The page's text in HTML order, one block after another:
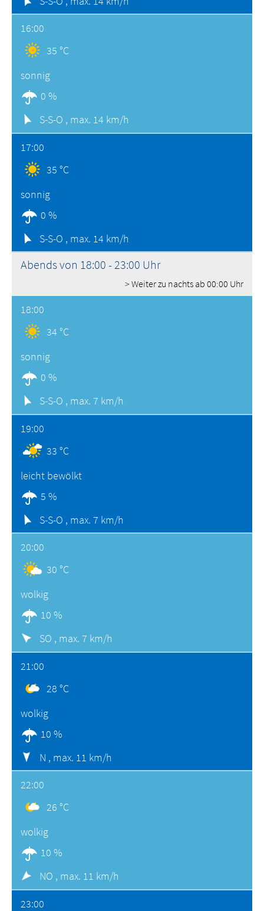
16:00
35 °C
sonnig
0 %
S-S-O , max. 14 km/h
17:00
35 °C
sonnig
0 %
S-S-O , max. 14 km/h
Abends von 18:00 - 23:00 Uhr
> Weiter zu nachts ab 00:00 Uhr
18:00
34 °C
sonnig
0 %
S-S-O , max. 7 km/h
19:00
33 °C
leicht bewölkt
5 %
S-S-O , max. 7 km/h
20:00
30 °C
wolkig
10 %
SO , max. 7 km/h
21:00
28 °C
wolkig
10 %
N , max. 11 km/h
22:00
26 °C
wolkig
10 %
NO , max. 11 km/h
23:00